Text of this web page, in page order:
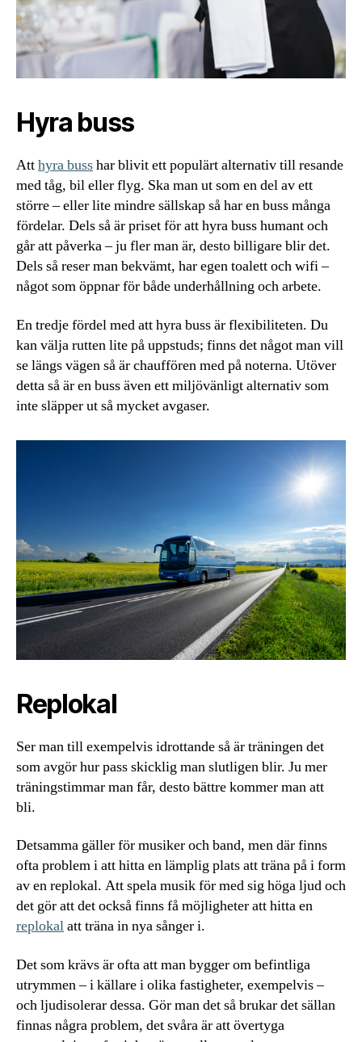
Hyra buss
Atthyra busshar blivit ett populärt alternativ till resande
med tåg, bil eller flyg. Ska man ut som en del av ett
större – eller lite mindre sällskap så har en buss många
fördelar. Dels så är priset för att hyra buss humant och
går att påverka – ju fler man är, desto billigare blir det.
Dels så reser man bekvämt, har egen toalett och wifi –
något som öppnar för både underhållning och arbete.
En tredje fördel med att hyra buss är flexibiliteten. Du
kan välja rutten lite på uppstuds; finns det något man vill
se längs vägen så är chauffören med på noterna. Utöver
detta så är en buss även ett miljövänligt alternativ som
inte släpper ut så mycket avgaser.
Replokal
Ser man till exempelvis idrottande så är träningen det
som avgör hur pass skicklig man slutligen blir. Ju mer
träningstimmar man får, desto bättre kommer man att
bli.
Detsamma gäller för musiker och band, men där finns
ofta problem i att hitta en lämplig plats att träna på i form
av en replokal. Att spela musik för med sig höga ljud och
det gör att det också finns få möjligheter att hitta en
replokalatt träna in nya sånger i.
Det som krävs är ofta att man bygger om befintliga
utrymmen – i källare i olika fastigheter, exempelvis –
och ljudisolerar dessa. Gör man det så brukar det sällan
finnas några problem, det svåra är att övertyga